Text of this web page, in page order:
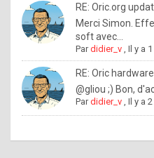
RE: Oric.org
Merci Simon.
soft avec...
Pardidier_v ,Il y a
RE: Oric
@gliou ;) Bon,
Pardidier_v ,Il y a